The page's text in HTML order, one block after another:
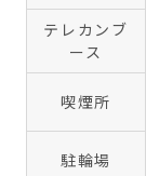
テレカンブ
ース
喫煙所
駐輪場